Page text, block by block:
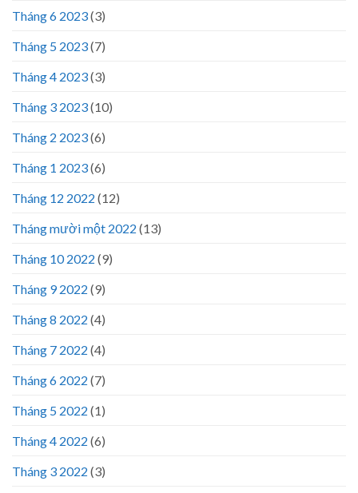
Tháng 6 2023(3)
Tháng 5 2023(7)
Tháng 4 2023(3)
Tháng 3 2023(10)
Tháng 2 2023(6)
Tháng 1 2023(6)
Tháng 12 2022 (12)
Tháng mười một 2022 (13)
Tháng 10 2022 (9)
Tháng 9 2022 (9)
Tháng 8 2022 (4)
Tháng 7 2022 (4)
Tháng 6 2022 (7)
Tháng 5 2022 (1)
Tháng 4 2022 (6)
Tháng 3 2022 (3)